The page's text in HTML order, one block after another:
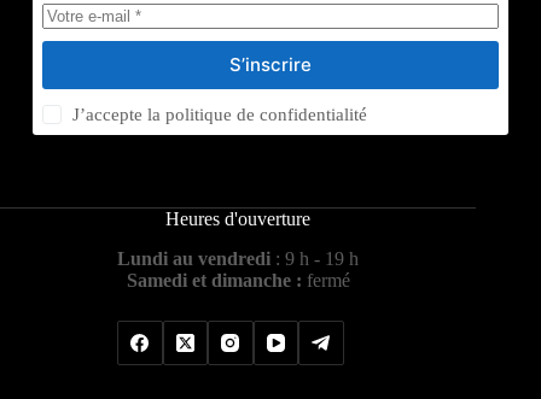
S’inscrire
J’accepte lapolitique de confidentialité
Heures d'ouverture
Lundi au vendredi : 9 h - 19 h
Samedi et dimanche : fermé